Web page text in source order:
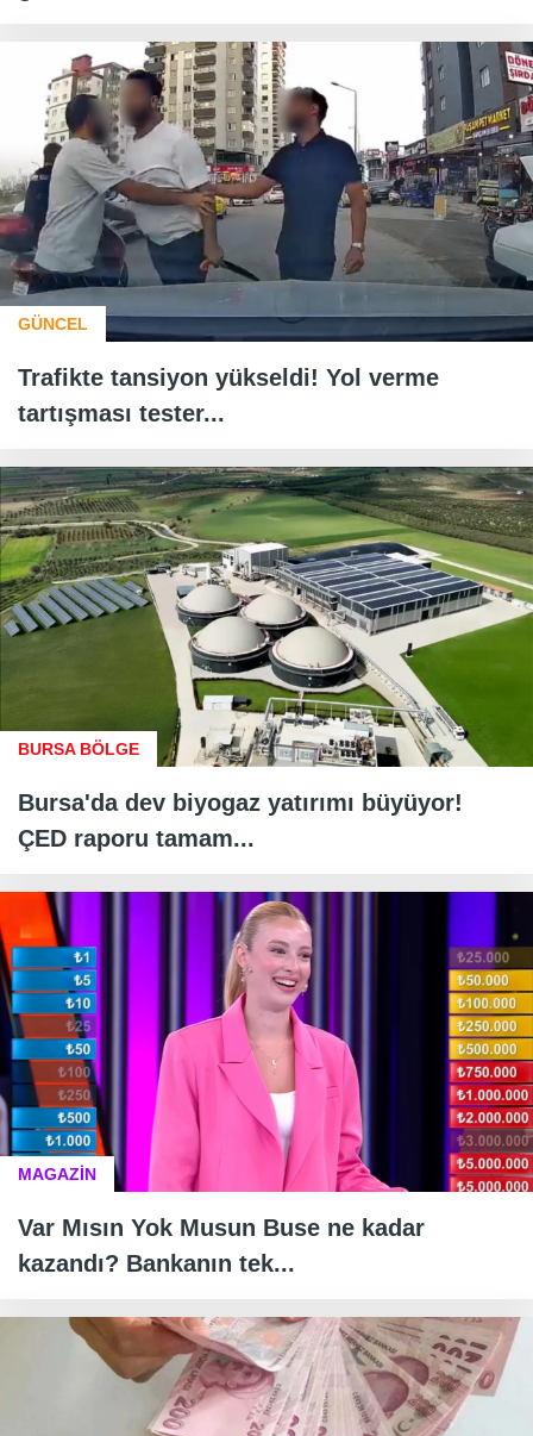
GÜNCEL
Trafikte tansiyon yükseldi! Yol verme
tartışması tester...
BURSA BÖLGE
Bursa'da dev biyogaz yatırımı büyüyor!
ÇED raporu tamam...
MAGAZİN
Var Mısın Yok Musun Buse ne kadar
kazandı? Bankanın tek...